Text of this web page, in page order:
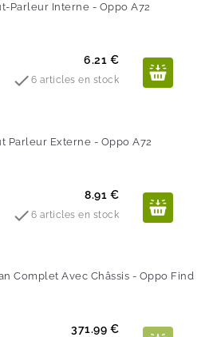
Parleur Interne - Oppo A72
Prix
6.21 €
 6 articles en stock
Parleur Externe - Oppo A72
Prix
8.91 €
 6 articles en stock
DE STOCK
Complet Avec Châssis - Oppo Find
Prix
371.99 €